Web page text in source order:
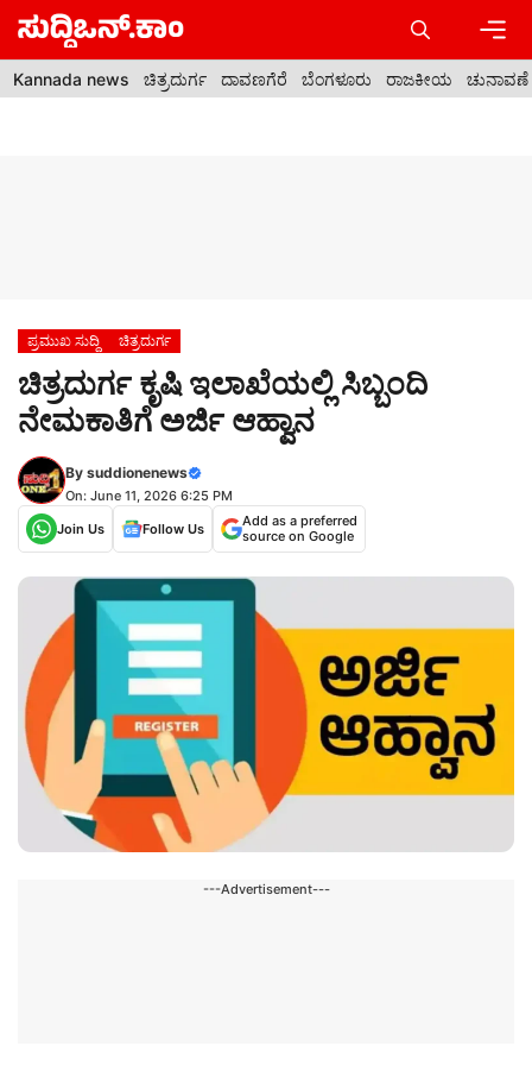
Skip
content
Kannada news ಚಿತ್ರದುರ್ಗ ದಾವಣಗೆರೆ ಬೆಂಗಳೂರು ರಾಜಕೀಯ ಚುನಾವಣೆ
ಪ್ರಮುಖ ಸುದ್ದಿ ಚಿತ್ರದುರ್ಗ
ಚಿತ್ರದುರ್ಗ ಕೃಷಿ ಇಲಾಖೆಯಲ್ಲಿ ಸಿಬ್ಬಂದಿ
ನೇಮಕಾತಿಗೆ ಅರ್ಜಿ ಆಹ್ವಾನ
By suddionenews
On: June 11, 2026 6:25 PM
Join Us
Follow Us
Add as a preferred
source on Google
---Advertisement---